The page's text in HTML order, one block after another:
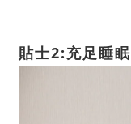
貼士2: 充足睡眠